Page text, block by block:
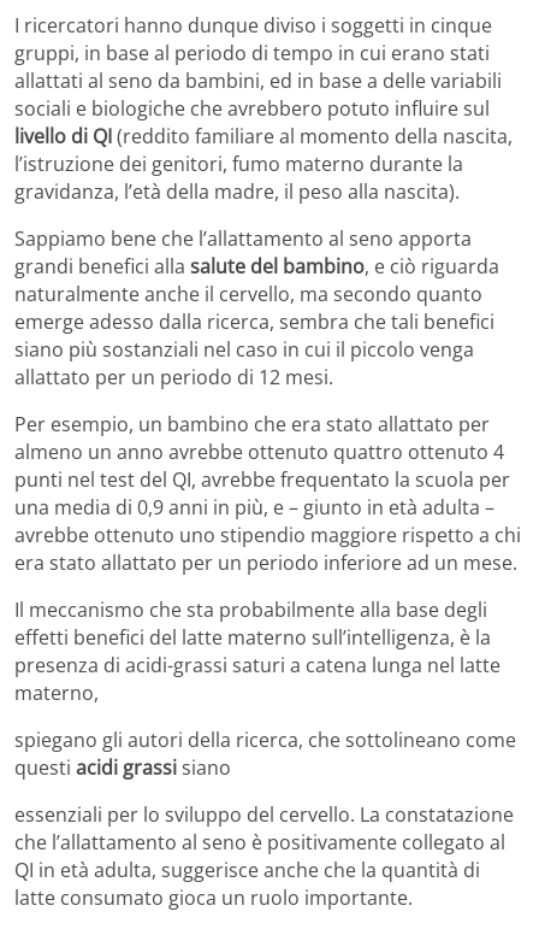
I ricercatori hanno dunque diviso i soggetti in cinque
gruppi, in base al periodo di tempo in cui erano stati
allattati al seno da bambini, ed in base a delle variabili
sociali e biologiche che avrebbero potuto influire sul
livello di QI(reddito familiare al momento della nascita,
l’istruzione dei genitori, fumo materno durante la
gravidanza, l’età della madre, il peso alla nascita).
Sappiamo bene che l’allattamento al seno apporta
grandi benefici alla salute del bambino, e ciò riguarda
naturalmente anche il cervello, ma secondo quanto
emerge adesso dalla ricerca, sembra che tali benefici
siano più sostanziali nel caso in cui il piccolo venga
allattato per un periodo di 12 mesi.
Per esempio, un bambino che era stato allattato per
almeno un anno avrebbe ottenuto quattro ottenuto 4
punti nel test del QI, avrebbe frequentato la scuola per
una media di 0,9 anni in più, e – giunto in età adulta –
avrebbe ottenuto uno stipendio maggiore rispetto a chi
era stato allattato per un periodo inferiore ad un mese.
Il meccanismo che sta probabilmente alla base degli
effetti benefici del latte materno sull’intelligenza, è la
presenza di acidi-grassi saturi a catena lunga nel latte
materno,
spiegano gli autori della ricerca, che sottolineano come
questi acidi grassisiano
essenziali per lo sviluppo del cervello. La constatazione
che l’allattamento al seno è positivamente collegato al
QI in età adulta, suggerisce anche che la quantità di
latte consumato gioca un ruolo importante.